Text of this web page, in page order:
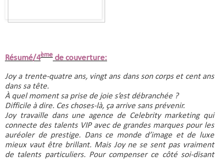
Résumé/4ème de couverture:
Joy a trente-quatre ans, vingt ans dans son corps et cent ans
dans sa tête.
À quel moment sa prise de joie s’est débranchée ?
Difficile à dire. Ces choses-là, ça arrive sans prévenir.
Joy travaille dans une agence de Celebrity marketing qui
connecte des talents VIP avec de grandes marques pour les
auréoler de prestige. Dans ce monde d’image et de luxe
mieux vaut être brillant. Mais Joy ne se sent pas vraiment
de talents particuliers. Pour compenser ce côté soi-disant